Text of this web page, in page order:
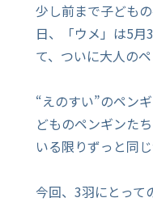
少し前まで子ども
日、「ウメ」は5
て、ついに大人の
“えのすい”のペン
どものペンギンた
いる限りずっと同じ
今回、3羽にとって